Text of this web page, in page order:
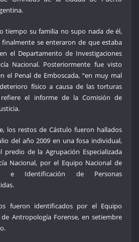
tiempo su familia no supo nada de él,
finalmente se enteraron de que estaba
el Departamento de Investigaciones
Nacional. Posteriormente fue visto
el Penal de Emboscada, “en muy mal
físico a causa de las torturas
refiere el informe de la Comisión de
los restos de Cástulo fueron hallados
del año 2009 en una fosa individual,
predio de la Agrupación Especializada
Nacional, por el Equipo Nacional de
e Identificación de Personas
fueron identificados por el Equipo
Antropología Forense, en setiembre